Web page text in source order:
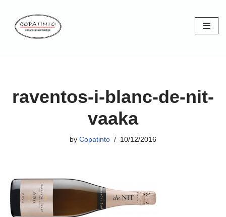
Skip
raventos-i-blanc-de-nit-
vaaka
by Copatinto 10/12/2016